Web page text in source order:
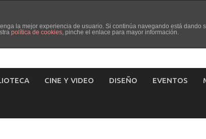
CINE Y VIDEO DISEÑO EVENTOS
la mejor experiencia de usuario. Si continúa navegando está dando
política de cookies, pinche el enlace para mayor información.